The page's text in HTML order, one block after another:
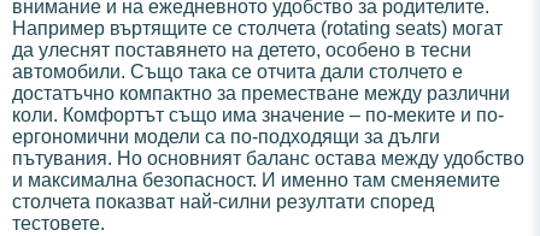
внимание и на ежедневното удобство за родителите.
Например въртящите се столчета (rotating seats) могат
да улеснят поставянето на детето, особено в тесни
автомобили. Също така се отчита дали столчето е
достатъчно компактно за преместване между различни
коли. Комфортът също има значение – по-меките и по-
ергономични модели са по-подходящи за дълги
пътувания. Но основният баланс остава между удобство
и максимална безопасност. И именно там сменяемите
столчета показват най-силни резултати според
тестовете.